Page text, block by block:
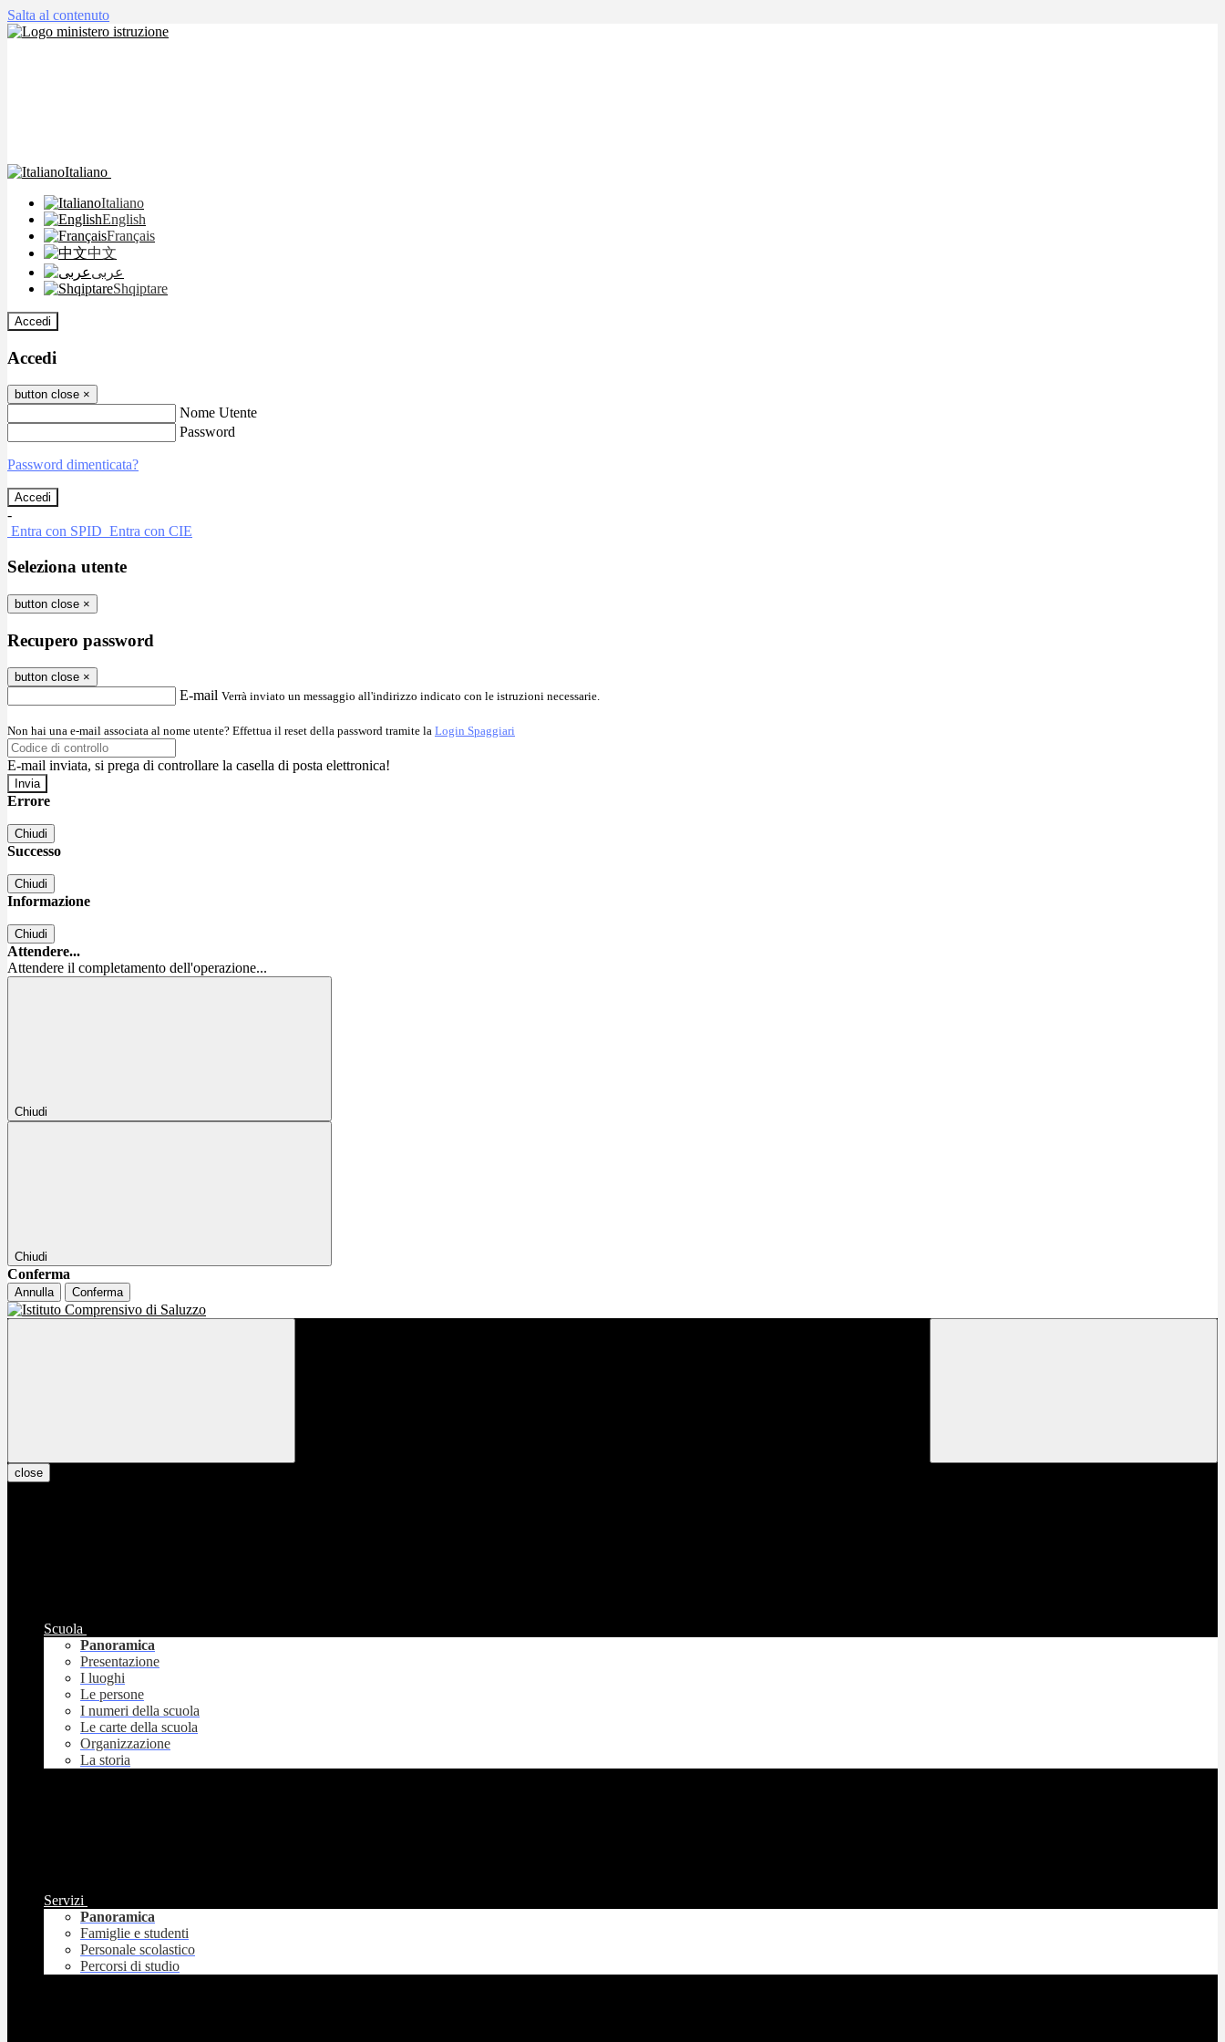
Salta al contenuto
Italiano
Italiano
English
Français
中文
عربى
Shqiptare
Accedi
Accedi
button close ×
Nome Utente
Password
Password dimenticata?
-
Entra con SPID Entra con CIE
Seleziona utente
button close ×
Recupero password
button close ×
E-mail Verrà inviato un messaggio all'indirizzo indicato con le istruzioni necessarie.
Non hai una e-mail associata al nome utente? Effettua il reset della password tramite la Login Spaggiari
E-mail inviata, si prega di controllare la casella di posta elettronica!
Errore
Chiudi
Successo
Chiudi
Informazione
Chiudi
Attendere...
Attendere il completamento dell'operazione...
Chiudi
Chiudi
Conferma
Annulla Conferma
close
Scuola
Panoramica
Presentazione
I luoghi
Le persone
I numeri della scuola
Le carte della scuola
Organizzazione
La storia
Servizi
Panoramica
Famiglie e studenti
Personale scolastico
Percorsi di studio